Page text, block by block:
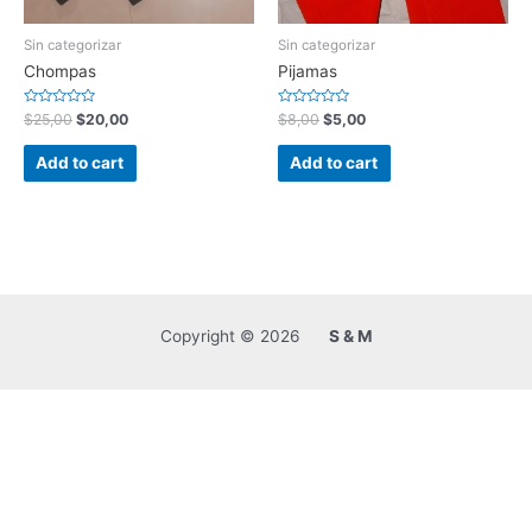
Sin categorizar
Chompas
Rated
0
out
$25,00 $20,00
Add to cart
Sin categorizar
Pijamas
Rated
0
out
$8,00 $5,00
Add to cart
Copyright © 2026 S & M